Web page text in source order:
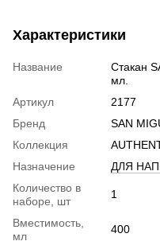
Характеристики
Название
Стакан
мл.
Артикул
2177
Бренд
SAN
Коллекция
Назначение
ДЛЯ
Количество в
наборе, шт
1
Вместимость,
мл
400